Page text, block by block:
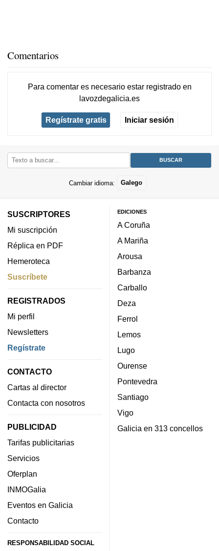
Comentarios
Para comentar es necesario estar registradoen
lavozdegalicia.es
Regístrate gratis Iniciar sesión
Cambiar idioma: Galego
SUSCRIPTORES
Mi suscripción
Réplica en PDF
Hemeroteca
Suscríbete
REGISTRADOS
Mi perfil
Newsletters
Regístrate
CONTACTO
Cartas al director
Contacta con nosotros
PUBLICIDAD
Tarifas publicitarias
Servicios
Oferplan
INMOGalia
Eventos en Galicia
Contacto
RESPONSABILIDAD SOCIAL
EDICIONES
A Coruña
A Mariña
Arousa
Barbanza
Carballo
Deza
Ferrol
Lemos
Lugo
Ourense
Pontevedra
Santiago
Vigo
Galicia en 313 concellos